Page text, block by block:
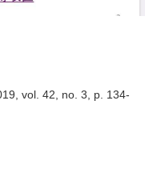
vol. 42, no. 3, p. 134-